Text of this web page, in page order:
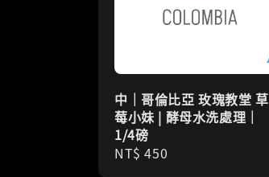
中｜哥倫比亞 玫瑰教堂 草
莓小妹 | 酵母水洗處理｜
1/4磅
Regular
NT$ 450